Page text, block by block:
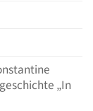
„In